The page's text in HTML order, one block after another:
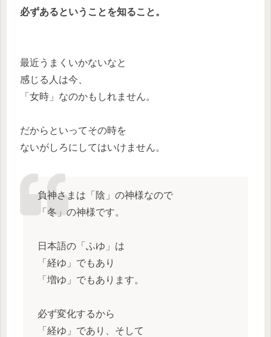
必ずあるということを知ること。
最近うまくいかないなと
感じる人は今、
「女時」なのかもしれません。
だからといってその時を
ないがしろにしてはいけません。
負神さまは「陰」の神様なので
「冬」の神様です。
日本語の「ふゆ」は
「経ゆ」でもあり
「増ゆ」でもあります。
必ず変化するから
「経ゆ」であり、そして